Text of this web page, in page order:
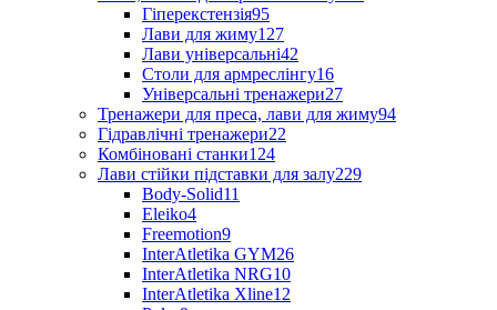
Гіперекстензія95
Лави для жиму127
Лави універсальні42
Столи для армреслінгу16
Універсальні тренажери27
Тренажери для преса, лави для жиму94
Гідравлічні тренажери22
Комбіновані станки124
Лави стійки підставки для залу229
Body-Solid11
Eleiko4
Freemotion9
InterAtletika GYM26
InterAtletika NRG10
InterAtletika Xline12